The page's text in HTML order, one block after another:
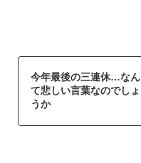
今年最後の三連休…なん
て悲しい言葉なのでしょ
うか